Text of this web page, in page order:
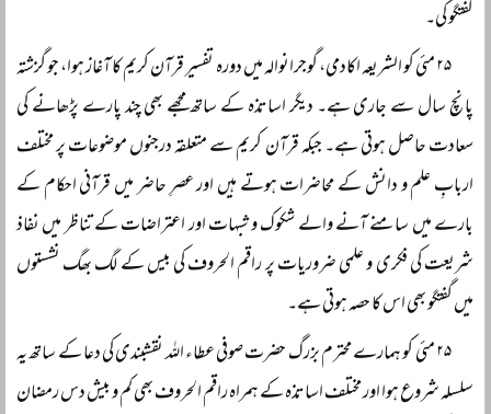
گفتگو کی۔
۲۵ مئی کو الشریعہ اکادمی، گوجرانوالہ میں دورہ تفسیر قرآن کریم کا آغاز ہوا، جو گزشتہ
پانچ سال سے جاری ہے۔ دیگر اساتذہ کے ساتھ مجھے بھی چند پارے پڑھانے کی
سعادت حاصل ہوتی ہے۔ جبکہ قرآن کریم سے متعلقہ درجنوں موضوعات پر مختلف
اربابِ علم و دانش کے محاضرات ہوتے ہیں اور عصرِ حاضر میں قرآنی احکام کے
بارے میں سامنے آنے والے شکوک و شبہات اور اعتراضات کے تناظر میں نفاذ
شریعت کی فکری و علمی ضروریات پر راقم الحروف کی بیس کے لگ بھگ نشستوں
میں گفتگو بھی اس کا حصہ ہوتی ہے۔
۲۵ مئی کو ہمارے محترم بزرگ حضرت صوفی عطاء اللہ نقشبندی کی دعا کے ساتھ یہ
سلسلہ شروع ہوا اور مختلف اساتذہ کے ہمراہ راقم الحروف بھی کم و بیش دس رمضان